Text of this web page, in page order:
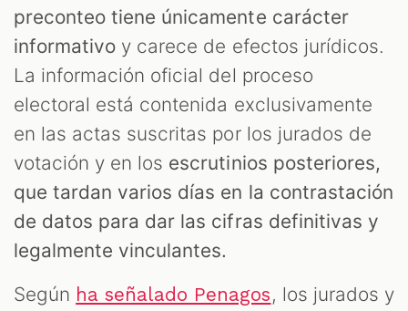
preconteo tiene únicamente carácter
informativo y carece de efectos jurídicos.
La información oficial del proceso
electoral está contenida exclusivamente
en las actas suscritas por los jurados de
votación y en los escrutinios posteriores,
que tardan varios días en la contrastación
de datos para dar las cifras definitivas y
legalmente vinculantes.
Según ha señalado Penagos, los jurados y